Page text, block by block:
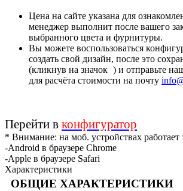
Цена на сайте указана для
менеджер выполнит после вашего
выбранного цвета и фурнитуры.
Вы можете воспользоваться
создать свой дизайн, после это
(кликнув на значок ) и отправьте
для расчёта стоимости на почту
Перейти в конфигуратор
* Внимание: на моб. устройствах работает
-Android в браузере Chrome
-Apple в браузере Safari
Характеристики
ОБЩИЕ ХАРАКТЕРИСТИКИ